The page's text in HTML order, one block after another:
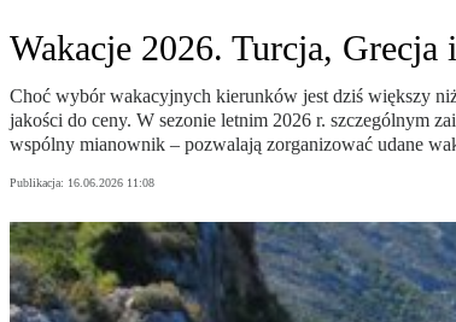
Wakacje 2026. Turcja,
Choć wybór wakacyjnych kierunków jest dziś większy
jakości do ceny. W sezonie letnim 2026 r. szczególnym
wspólny mianownik – pozwalają zorganizować udane
Publikacja: 16.06.2026 11:08